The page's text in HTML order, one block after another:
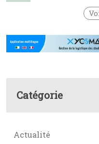
Catégorie
Actualité